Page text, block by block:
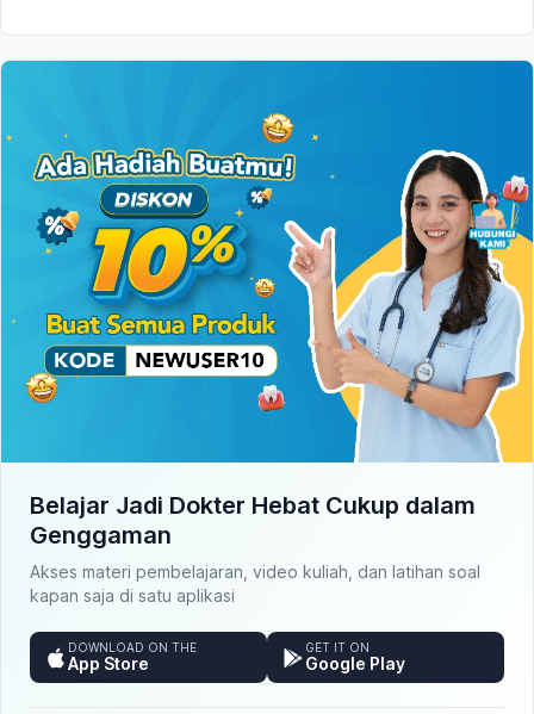
Belajar Jadi Dokter Hebat Cukup dalam
Genggaman
Akses materi pembelajaran, video kuliah, dan latihan soal
kapan saja di satu aplikasi
DOWNLOAD ON THE
App Store
GET IT ON
Google Play